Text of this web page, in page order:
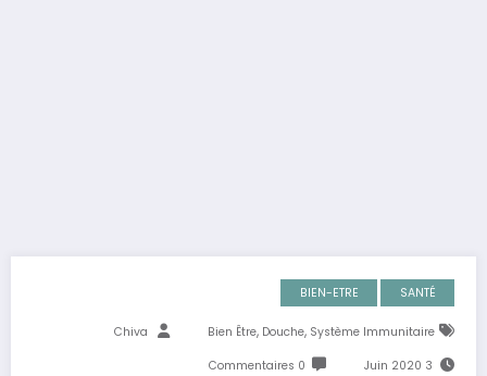
BIEN-ETRE SANTÉ
Bien Être, Douche, Système Immunitaire
Chiva
3 Juin 2020
0 Commentaires